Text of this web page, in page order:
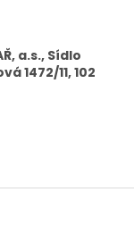
a.s., Sídlo
1472/11, 102